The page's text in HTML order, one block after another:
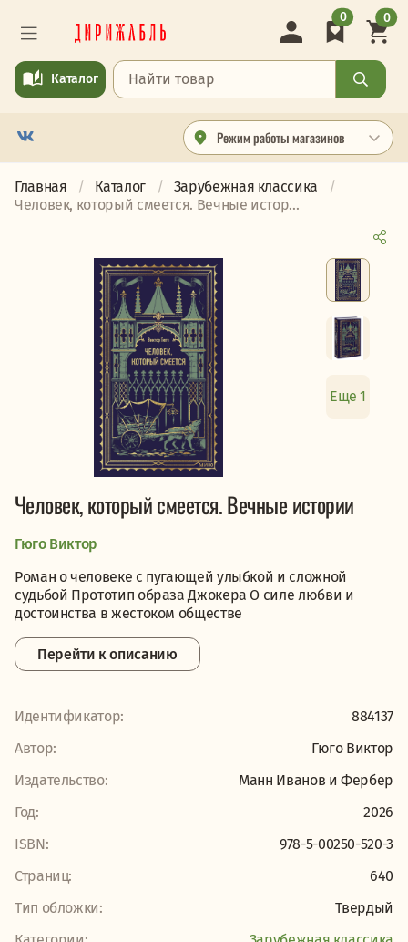
Режим работы магазинов
Каталог
0 0
Главная Каталог
Зарубежная классика
Человек, который смеется. Вечные истор...
Еще 1
Человек, который смеется. Вечные истории
Гюго Виктор
Роман о человеке с пугающей улыбкой и сложной
судьбой Прототип образа Джокера О силе любви и
достоинства в жестоком обществе
Перейти к описанию
Идентификатор:
884137
Автор:
Гюго Виктор
Издательство:
Манн Иванов и Фербер
Год:
2026
ISBN:
978-5-00250-520-3
Страниц:
640
Тип обложки:
Твердый